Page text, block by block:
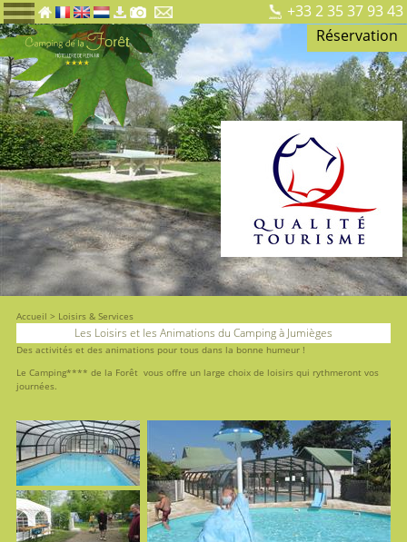
+33 2 35 37 93 43
Réservation
Accueil > Loisirs & Services
Les Loisirs et les Animations du Camping à Jumièges
Des activités et des animations pour tous dans la bonne humeur !
Le Camping**** de la Forêt vous offre un large choix de loisirs qui rythmeront vos
journées.